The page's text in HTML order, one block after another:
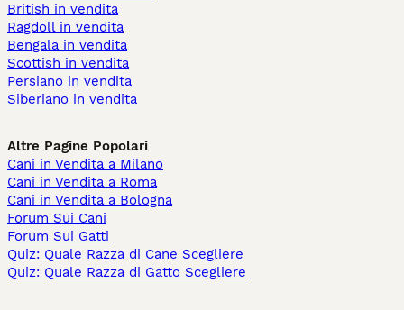
British in vendita
Ragdoll in vendita
Bengala in vendita
Scottish in vendita
Persiano in vendita
Siberiano in vendita
Altre Pagine Popolari
Cani in Vendita a Milano
Cani in Vendita a Roma
Cani in Vendita a Bologna
Forum Sui Cani
Forum Sui Gatti
Quiz: Quale Razza di Cane Scegliere
Quiz: Quale Razza di Gatto Scegliere